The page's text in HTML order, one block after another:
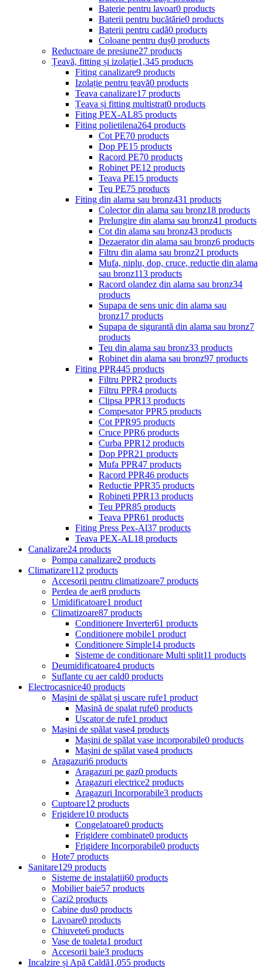
Baterie pentru lavoar0 products
Baterii pentru bucătărie0 products
Baterii pentru cadă0 products
Coloane pentru duș0 products
Reductoare de presiune27 products
Țeavă, fitting și izolație1,345 products
Fiting canalizare9 products
Izolație pentru țeavă0 products
Teava canalizare17 products
Țeava și fitting multistrat0 products
Fiting PEX-AL85 products
Fiting polietilena264 products
Cot PE70 products
Dop PE15 products
Racord PE70 products
Robinet PE12 products
Teava PE15 products
Teu PE75 products
Fiting din alama sau bronz431 products
Colector din alama sau bronz18 products
Prelungire din alama sau bronz41 products
Cot din alama sau bronz43 products
Dezaerator din alama sau bronz6 products
Filtru din alama sau bronz21 products
Mufa, niplu, dop, cruce, reductie din alama
sau bronz113 products
Racord olandez din alama sau bronz34
products
Supapa de sens unic din alama sau
bronz17 products
Supapa de sigurantă din alama sau bronz7
products
Teu din alama sau bronz33 products
Robinet din alama sau bronz97 products
Fiting PPR445 products
Filtru PPR2 products
Filtru PPR4 products
Clipsa PPR13 products
Compesator PPR5 products
Cot PPR95 products
Cruce PPR6 products
Curba PPR12 products
Dop PPR21 products
Mufa PPR47 products
Racord PPR46 products
Reductie PPR35 products
Robineti PPR13 products
Teu PPR85 products
Teava PPR61 products
Fiting Press Pex-Al37 products
Teava PEX-AL18 products
Canalizare24 products
Pompa canalizare2 products
Climatizare112 products
Accesorii pentru climatizoare7 products
Perdea de aer8 products
Umidificatoare1 product
Climatizoare87 products
Conditionere Inverter61 products
Conditionere mobile1 product
Conditionere Simple14 products
Sisteme de conditionare Multi split11 products
Deumidificatoare4 products
Suflante cu aer cald0 products
Electrocasnice40 products
Mașini de spălat și uscare rufe1 product
Masină de spalat rufe0 products
Uscator de rufe1 product
Mașini de spălat vase4 products
Mașini de spălat vase incorporabile0 products
Mașini de spălat vase4 products
Aragazuri6 products
Aragazuri pe gaz0 products
Aragazuri electrice2 products
Aragazuri Incorporabile3 products
Cuptoare12 products
Frigidere10 products
Congelatoare0 products
Frigidere combinate0 products
Frigidere Incorporabile0 products
Hote7 products
Sanitare129 products
Sisteme de instalatii60 products
Mobilier baie57 products
Cazi2 products
Cabine dus0 products
Lavoare0 products
Chiuvete6 products
Vase de toaleta1 product
Accesorii baie3 products
Incalzire și Apă Caldă1,055 products